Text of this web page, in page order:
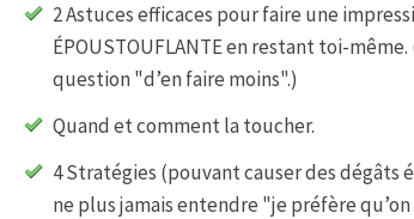
2 Astuces efficaces pour faire une
ÉPOUSTOUFLANTE en restant toi-même.
question "d’en faire moins".)
Quand et comment la toucher.
4 Stratégies (pouvant causer des dégâts
ne plus jamais entendre "je préfère qu’on